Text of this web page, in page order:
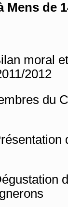
Mens de
et
2012
du
du
de